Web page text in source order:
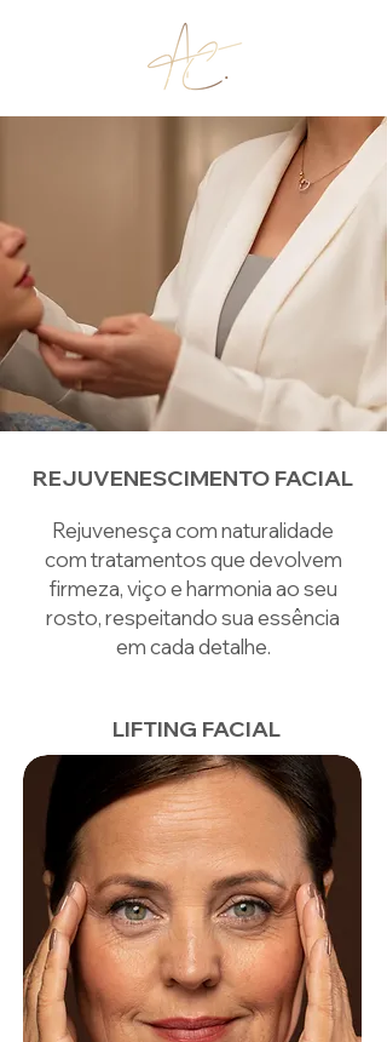
REJUVENESCIMENTO FACIAL
Rejuvenesça com naturalidade
com tratamentos que devolvem
firmeza, viço e harmonia ao seu
rosto, respeitando sua essência
em cada detalhe.
LIFTING FACIAL